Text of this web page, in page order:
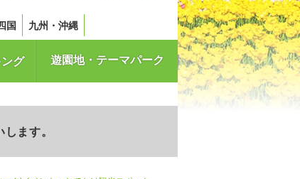
国 九州・沖縄
グ 遊園地・テーマパーク
ます。